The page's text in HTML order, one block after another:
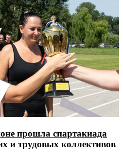
прошла спартакиада
и трудовых коллективов